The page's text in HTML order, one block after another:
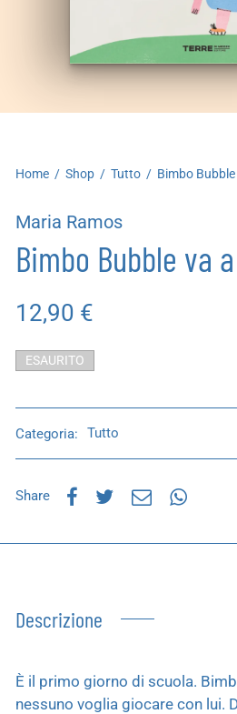
Home / Shop / Tutto / Bimbo
Maria Ramos
Bimbo Bubble va
12,90 €
ESAURITO
Categoria: Tutto
Share
Descrizione
È il primo giorno di scuola.
nessuno voglia giocare con lui.